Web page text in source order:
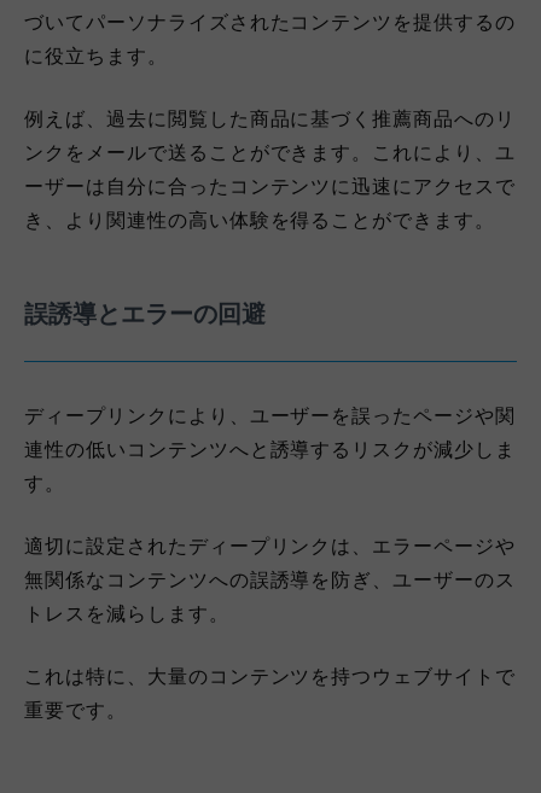
づいてパーソナライズされたコンテンツを提供するの
に役立ちます。
例えば、過去に閲覧した商品に基づく推薦商品へのリ
ンクをメールで送ることができます。これにより、ユ
ーザーは自分に合ったコンテンツに迅速にアクセスで
き、より関連性の高い体験を得ることができます。
誤誘導とエラーの回避
ディープリンクにより、ユーザーを誤ったページや関
連性の低いコンテンツへと誘導するリスクが減少しま
す。
適切に設定されたディープリンクは、エラーページや
無関係なコンテンツへの誤誘導を防ぎ、ユーザーのス
トレスを減らします。
これは特に、大量のコンテンツを持つウェブサイトで
重要です。